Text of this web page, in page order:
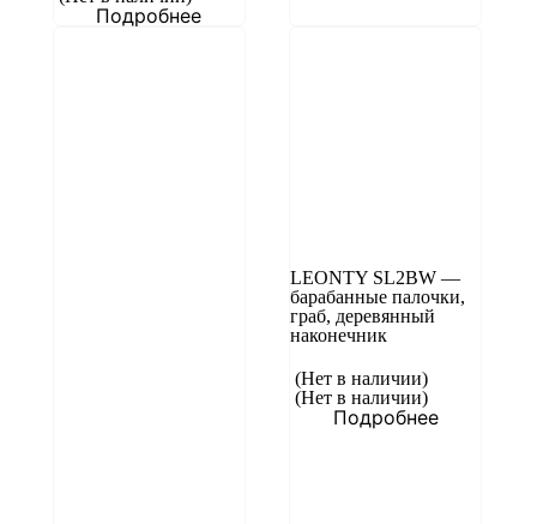
Подробнее
LEONTY SL2BW —
барабанные палочки,
граб, деревянный
наконечник
(Нет в наличии)
(Нет в наличии)
Подробнее